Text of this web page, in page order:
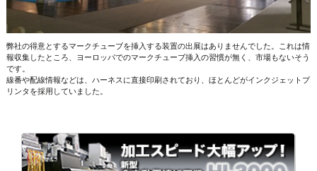
弊社の得意とするマークチューブを挿入する装置の出展はありませんでした。これは情
報収集したところ、ヨーロッパでのマークチューブ挿入の習慣が無く、市場もないそう
です。
線番や配線情報などは、ハーネスに直接印刷されており、ほとんどがインクジェットプ
リンタを採用していました。